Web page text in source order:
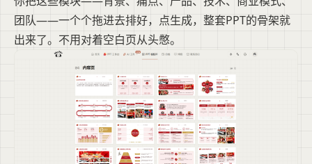
团队——一个个拖进去排好，点生成，整套PPT的骨架就
出来了。不用对着空白页从头憋。